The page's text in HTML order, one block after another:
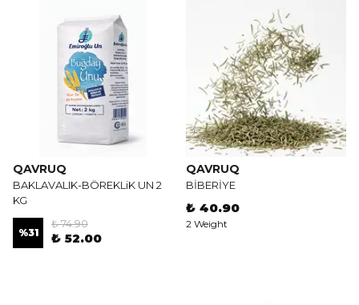
QAVRUQ
BAKLAVALIK-BÖREKLiK UN 2
KG
%31
₺ 74.90
₺ 52.00
QAVRUQ
BİBERİYE
₺ 40.90
2 Weight